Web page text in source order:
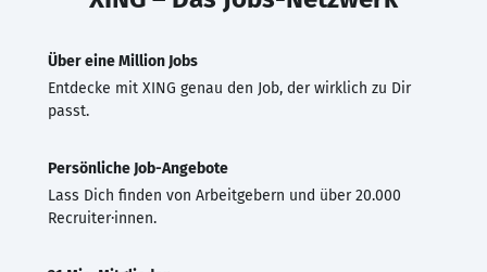
Über eine Million Jobs
Entdecke mit XING genau den Job, der wirklich zu Dir
passt.
Persönliche Job-Angebote
Lass Dich finden von Arbeitgebern und über 20.000
Recruiter·innen.